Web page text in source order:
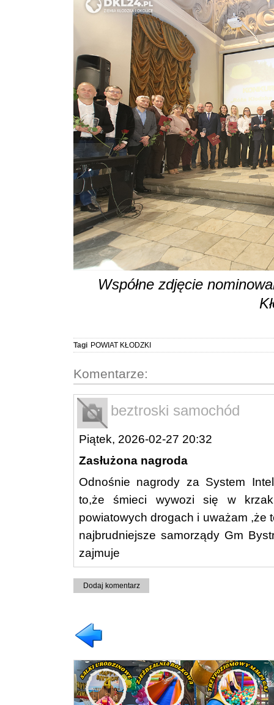
Współne zdjęcie
Tagi POWIAT KŁODZKI
Komentarze:
beztroski samochód
Piątek, 2026-02-27 20:32
Zasłużona nagroda
Odnośnie nagrody za System
to,że śmieci wywozi się w
powiatowych drogach i uważam ,że
najbrudniejsze samorządy Gm
zajmuje
Dodaj komentarz